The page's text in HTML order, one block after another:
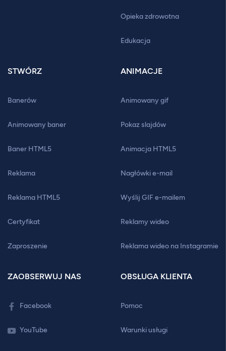
Opieka zdrowotna
Edukacja
STWÓRZ
Banerów
Animowany baner
Baner HTML5
Reklama
Reklama HTML5
Certyfikat
Zaproszenie
ANIMACJE
Animowany gif
Pokaz slajdów
Animacja HTML5
Nagłówki e-mail
Wyślij GIF e-mailem
Reklamy wideo
Reklama wideo na Instagramie
ZAOBSERWUJ NAS
Facebook
YouTube
OBSŁUGA KLIENTA
Pomoc
Warunki usługi